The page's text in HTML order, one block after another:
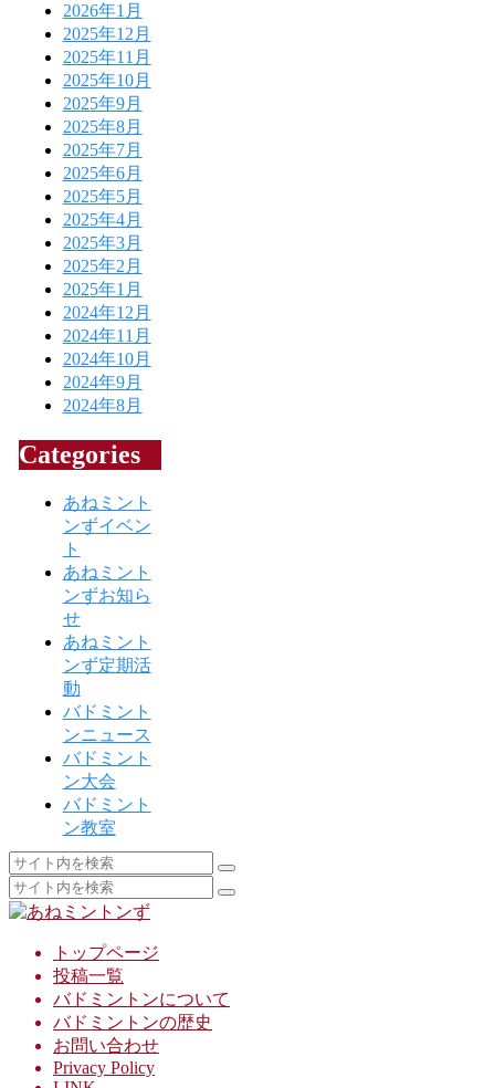
2026年1月
2025年12月
2025年11月
2025年10月
2025年9月
2025年8月
2025年7月
2025年6月
2025年5月
2025年4月
2025年3月
2025年2月
2025年1月
2024年12月
2024年11月
2024年10月
2024年9月
2024年8月
Categories
あねミント
ンずイベン
ト
あねミント
ンずお知ら
せ
あねミント
ンず定期活
動
バドミント
ンニュース
バドミント
ン大会
バドミント
ン教室
トップページ
投稿一覧
バドミントンについて
バドミントンの歴史
お問い合わせ
Privacy Policy